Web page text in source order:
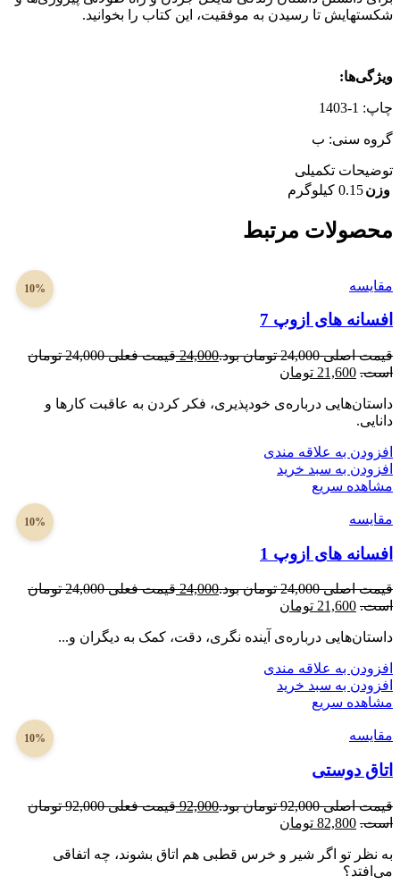
شکست‎هایش تا رسیدن به موفقیت، این کتاب را بخوانید.
ویژگی‌ها:
چاپ: 1-1403
گروه سنی: ب
توضیحات تکمیلی
وزن0.15 کیلوگرم
محصولات مرتبط
10% مقایسه
افسانه های ازوپ 7
قیمت اصلی 24,000 تومان بود. 24,000
قیمت فعلی 24,000 تومان
است. 21,600 تومان
داستان‌هایی درباره‌ی خودپذیری، فکر کردن به عاقبت کارها و
دانایی.
افزودن به علاقه مندی
افزودن به سبد خرید
مشاهده سریع
10% مقایسه
افسانه های ازوپ 1
قیمت اصلی 24,000 تومان بود. 24,000
قیمت فعلی 24,000 تومان
است. 21,600 تومان
داستان‌هایی درباره‌ی آینده نگری، دقت، کمک به دیگران و...
افزودن به علاقه مندی
افزودن به سبد خرید
مشاهده سریع
10% مقایسه
اتاق دوستی
قیمت اصلی 92,000 تومان بود. 92,000
قیمت فعلی 92,000 تومان
است. 82,800 تومان
به نظر تو اگر شیر و خرس قطبی هم اتاق بشوند، چه اتفاقی
می‌افتد؟